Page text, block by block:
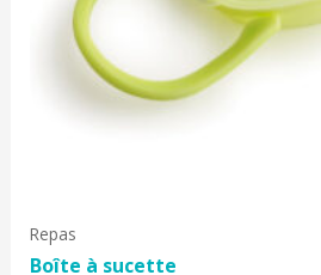
Repas
Boîte à sucette